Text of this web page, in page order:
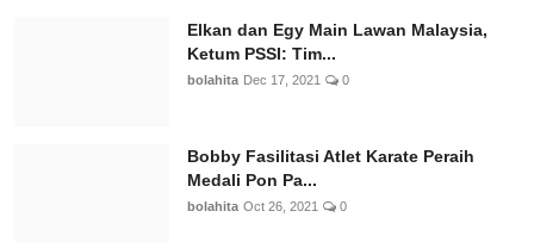
Elkan dan Egy Main Lawan Malaysia,
Ketum PSSI: Tim...
bolahita Dec 17, 2021 0
Bobby Fasilitasi Atlet Karate Peraih
Medali Pon Pa...
bolahita Oct 26, 2021 0